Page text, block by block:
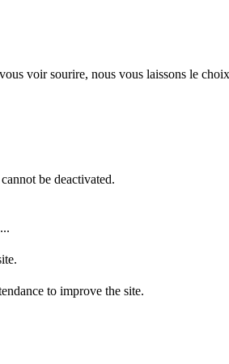
voir sourire, nous vous laissons le
be deactivated.
to improve the site.